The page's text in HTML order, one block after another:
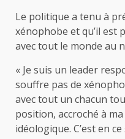
Le politique a tenu à
xénophobe et qu’il est
avec tout le monde au
« Je suis un leader
souffre pas de
avec tout un chacun
position, accroché à
idéologique. C’est en